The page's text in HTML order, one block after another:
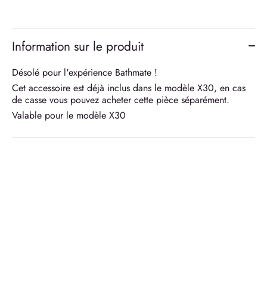
Information sur le produit
Désolé pour l'expérience Bathmate !
Cet accessoire est déjà inclus dans le modèle X30, en cas
de casse vous pouvez acheter cette pièce séparément.
Valable pour le modèle X30